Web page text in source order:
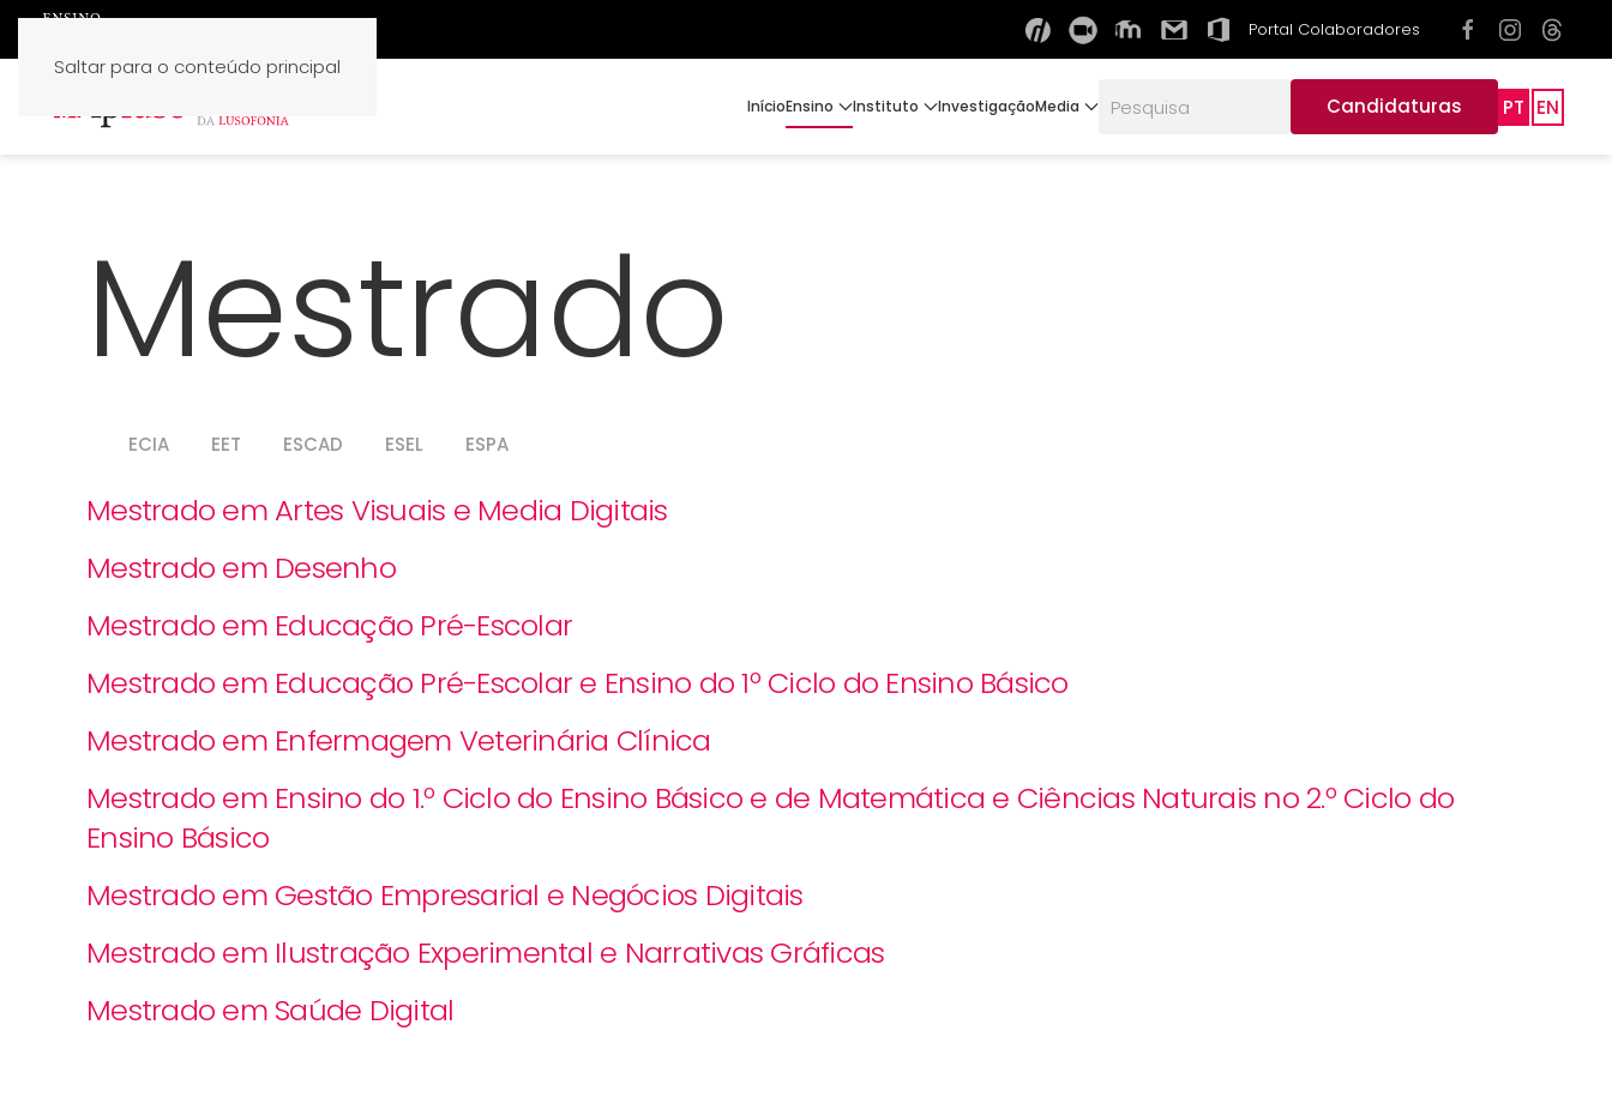
Saltar para o conteúdo principal
Portal Colaboradores
InícioEnsino Instituto InvestigaçãoMedia Candidaturas PT EN
Mestrado
ECIA EET ESCAD ESEL ESPA
Mestrado em Artes Visuais e Media Digitais
Mestrado em Desenho
Mestrado em Educação Pré-Escolar
Mestrado em Educação Pré-Escolar e Ensino do 1º Ciclo do Ensino Básico
Mestrado em Enfermagem Veterinária Clínica
Mestrado em Ensino do 1.º Ciclo do Ensino Básico e de Matemática e Ciências Naturais no 2.º Ciclo do
Ensino Básico
Mestrado em Gestão Empresarial e Negócios Digitais
Mestrado em Ilustração Experimental e Narrativas Gráficas
Mestrado em Saúde Digital